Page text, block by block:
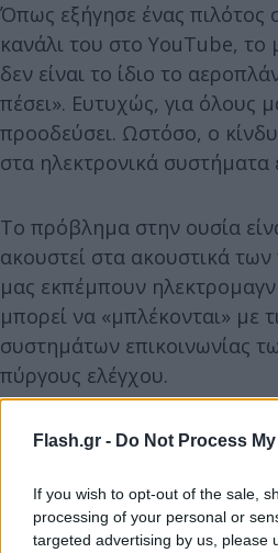
Flash.gr - Do Not Process
If you wish to opt-out of the sale,
processing of your personal or
targeted advertising by us, please
Όπως εξήγησε ένας πιλότος
κανάλι του στο YouTube,
δεν είναι το ίδιο το
πέσει». Ευτυχώς, για όλους
προοδεύσει. Ωστόσο, ο
στα ηλεκτρονικά συστήματα
Το πρόβλημα στην ουσία
ακουστεί στα ακουστικά
μας εκπέμπουν
μπορεί να «μπλέκονται» με
συστημάτων επικοινωνίας
πύργους ελέγχου.